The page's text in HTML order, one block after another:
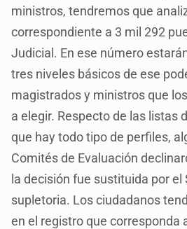
ministros, tendremos que
correspondiente a 3 mil 292
Judicial. En ese número
tres niveles básicos de ese
magistrados y ministros que
a elegir. Respecto de las listas
que hay todo tipo de perfiles,
Comités de Evaluación
la decisión fue sustituida por
supletoria. Los ciudadanos
en el registro que corresponda